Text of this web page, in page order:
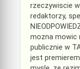
rzeczywiscie
redaktorzy,
mozna mowic
publicznie w
jest